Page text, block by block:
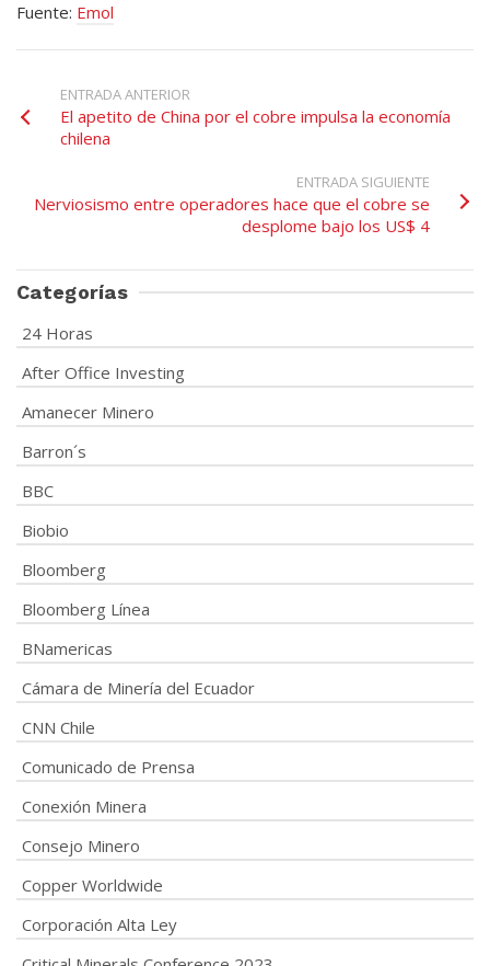
Fuente: Emol
ENTRADA ANTERIOR
El apetito de China por el cobre impulsa la economía
chilena
ENTRADA SIGUIENTE
Nerviosismo entre operadores hace que el cobre se
desplome bajo los US$ 4
Categorías
24 Horas
After Office Investing
Amanecer Minero
Barron´s
BBC
Biobio
Bloomberg
Bloomberg Línea
BNamericas
Cámara de Minería del Ecuador
CNN Chile
Comunicado de Prensa
Conexión Minera
Consejo Minero
Copper Worldwide
Corporación Alta Ley